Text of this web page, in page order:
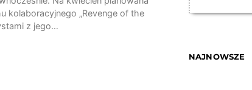
kolaboracyjnego „Revenge of the
z jego…
NAJNOWSZE